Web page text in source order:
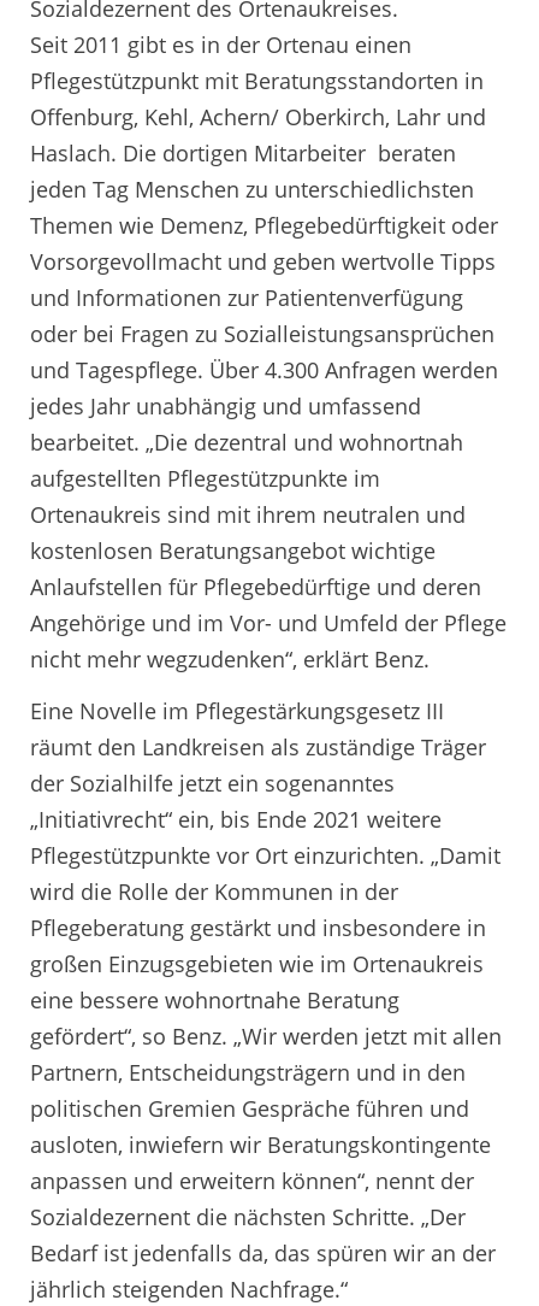
Sozialdezernent des Ortenaukreises.
Seit 2011 gibt es in der Ortenau einen
Pflegestützpunkt mit Beratungsstandorten in
Offenburg, Kehl, Achern/ Oberkirch, Lahr und
Haslach. Die dortigen Mitarbeiter beraten
jeden Tag Menschen zu unterschiedlichsten
Themen wie Demenz, Pflegebedürftigkeit oder
Vorsorgevollmacht und geben wertvolle Tipps
und Informationen zur Patientenverfügung
oder bei Fragen zu Sozialleistungsansprüchen
und Tagespflege. Über 4.300 Anfragen werden
jedes Jahr unabhängig und umfassend
bearbeitet. „Die dezentral und wohnortnah
aufgestellten Pflegestützpunkte im
Ortenaukreis sind mit ihrem neutralen und
kostenlosen Beratungsangebot wichtige
Anlaufstellen für Pflegebedürftige und deren
Angehörige und im Vor- und Umfeld der Pflege
nicht mehr wegzudenken“, erklärt Benz.
Eine Novelle im Pflegestärkungsgesetz III
räumt den Landkreisen als zuständige Träger
der Sozialhilfe jetzt ein sogenanntes
„Initiativrecht“ ein, bis Ende 2021 weitere
Pflegestützpunkte vor Ort einzurichten. „Damit
wird die Rolle der Kommunen in der
Pflegeberatung gestärkt und insbesondere in
großen Einzugsgebieten wie im Ortenaukreis
eine bessere wohnortnahe Beratung
gefördert“, so Benz. „Wir werden jetzt mit allen
Partnern, Entscheidungsträgern und in den
politischen Gremien Gespräche führen und
ausloten, inwiefern wir Beratungskontingente
anpassen und erweitern können“, nennt der
Sozialdezernent die nächsten Schritte. „Der
Bedarf ist jedenfalls da, das spüren wir an der
jährlich steigenden Nachfrage.“